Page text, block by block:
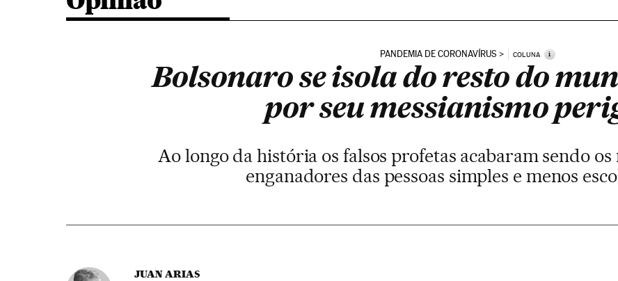
PANDEMIA DE CORONAVÍRUS COLUNA i
Bolsonaro se isola do resto do
por seu messianismo
Ao longo da história os falsos profetas acabaram sendo os
enganadores das pessoas simples e menos
JUAN ARIAS